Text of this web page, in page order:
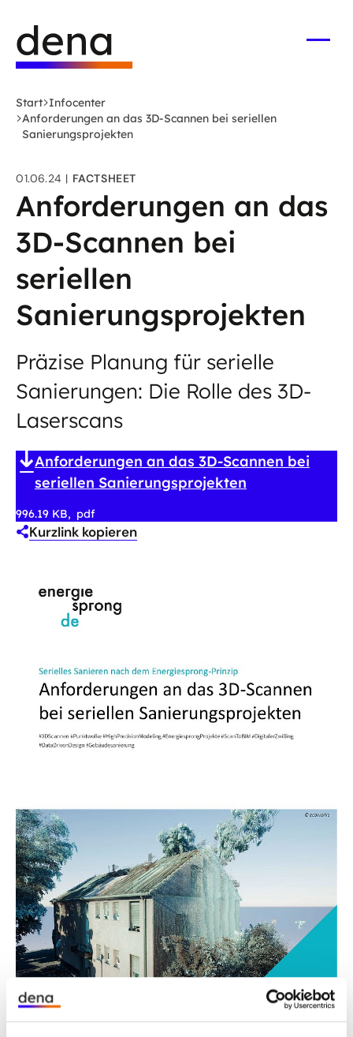
Hauptinhalt
springen
Deutsche
Energie-
Agentur
-
zur
Start Infocenter
Anforderungen an das 3D-Scannen bei seriellen
Sanierungsprojekten
01.06.24 FACTSHEET
Anforderungen an das
3D-Scannen bei
seriellen
Sanierungsprojekten
Präzise Planung für serielle
Sanierungen: Die Rolle des 3D-
Laserscans
Anforderungen an das 3D-Scannen bei
seriellen Sanierungsprojekten
996.19 KB pdf
Kurzlink kopieren
Bei der seriellen Sanierung ist eine akkurate
Planung mit einer zuverlässigen Datenbasis der
Bestandsgebäude essentiell. Denn die
vorgefertigten Module, die serienmäßig produziert
werden, müssen milimetergenau auf das Gebäude
passen. Dieses Factsheet erläutert, wie das 3D-
Laserscanning bei seriellen Sanierungen eingesetzt
wird. Es verdeutlicht, wie digitale Zwillinge die
Planung und Vofertigung maßgeschneiderter